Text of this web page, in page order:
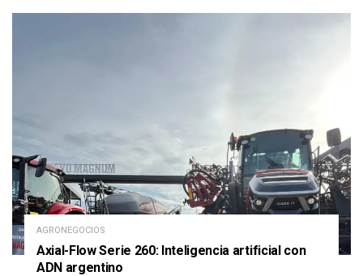
AGRONEGOCIOS
Axial-Flow Serie 260: Inteligencia artificial con
ADN argentino